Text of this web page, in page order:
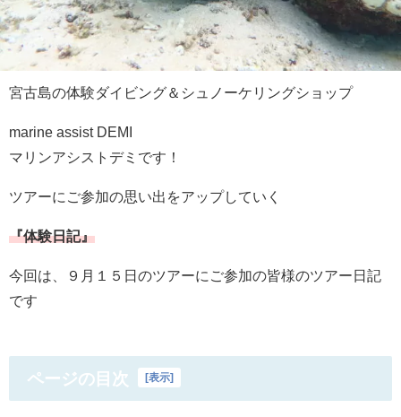
宮古島の体験ダイビング＆シュノーケリングショップ
marine assist DEMI
マリンアシストデミです！
ツアーにご参加の思い出をアップしていく
『体験日記』
今回は、９月１５日のツアーにご参加の皆様のツアー日記
です
ページの目次 [表示]